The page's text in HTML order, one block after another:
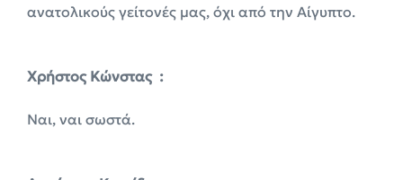
ανατολικούς γείτονές μας, όχι από την Αίγυπτο.
Xρήστος Κώνστας :
Ναι, ναι σωστά.